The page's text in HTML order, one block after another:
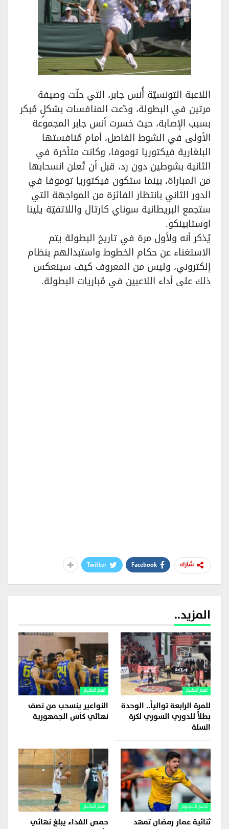
اللاعبة التونسيّة أُنس جابر، التي حلّت وصيفة
مرتين في البطولة، ودّعت المنافسات بشكلٍ مُبكر
بسبب الإصابة، حيث خسرت أنس جابر المجموعة
الأولى في الشوط الفاصل، أمام مُنافستها
البلغارية فيكتوريا توموفا، وكانت متأخرة في
الثانية بشوطين دون رد، قبل أن تُعلن انسحابها
من المباراة، بينما ستكون فيكتوريا توموفا في
الدور الثاني بانتظار الفائزة من المواجهة التي
ستجمع البريطانية سوناي كارتال واللاتفيّة يلينا
اوستابينكو.
يُذكر أنه ولأول مرة في تاريخ البطولة يتم
الاستغناء عن حكام الخطوط واستبدالهم بنظام
إلكتروني، وليس من المعروف كيف سينعكس
ذلك على أداء اللاعبين في مُباريات البطولة.
شارك Facebook
Twitter
المزيد..
اهم الاخبار
للمرة الرابعة توالياً.. الوحدة
بطلاً للدوري السوري لكرة
السلة
اهم الاخبار
النواعير ينسحب من نصف
نهائي كأس الجمهورية
أخبار النجوم
ثنائية عمار رمضان تمهد
اهم الاخبار
حمص الفداء يبلغ نهائي